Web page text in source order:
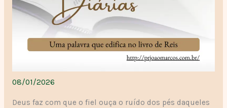
08/01/2026
Deus faz com que o fiel ouça o ruído dos pés daqueles